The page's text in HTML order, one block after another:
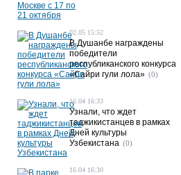
02.05 15:52
В Душанбе награждены
победители
республиканского конкурса
«Сайри гули лола» (0)
16.04 16:33
Узнали, что ждет
таджикистанцев в рамках
Дней культуры
Узбекистана (0)
16.04 16:30